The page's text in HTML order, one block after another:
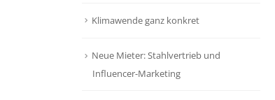
Klimawende ganz konkret
Neue Mieter: Stahlvertrieb und
Influencer-Marketing